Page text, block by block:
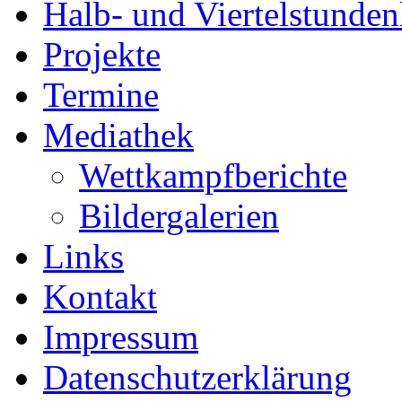
Halb- und
Projekte
Termine
Mediathek
Wettkampfberichte
Bildergalerien
Links
Kontakt
Impressum
Datenschutzerklärung